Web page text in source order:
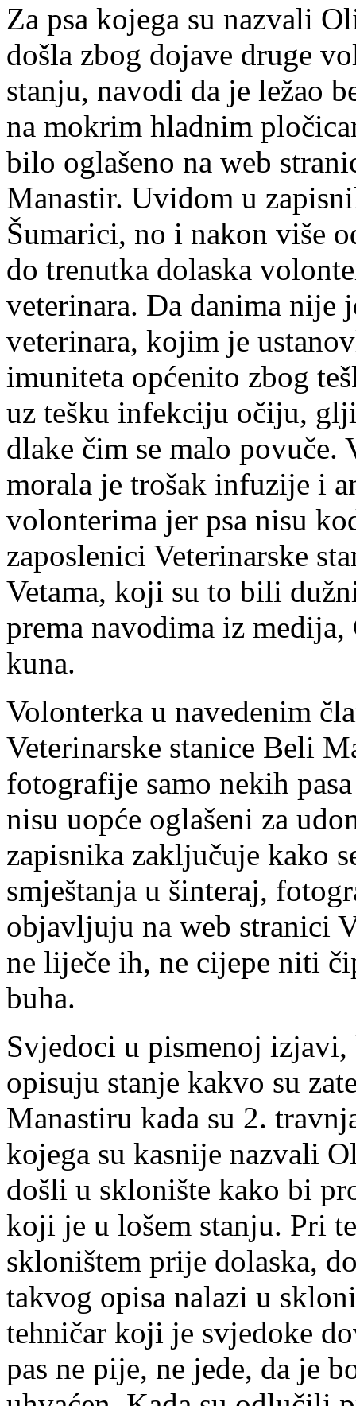
Za psa kojega su nazvali
došla zbog dojave druge
stanju, navodi da je ležao
na mokrim hladnim
bilo oglašeno na web
Manastir. Uvidom u
Šumarici, no i nakon više
do trenutka dolaska
veterinara. Da danima
veterinara, kojim je
imuniteta općenito zbog
uz tešku infekciju očiju,
dlake čim se malo povuče.
morala je trošak infuzije i
volonterima jer psa nisu
zaposlenici Veterinarske
Vetama, koji su to bili
prema navodima iz
kuna.
Volonterka u navedenim
Veterinarske stanice Beli
fotografije samo nekih
nisu uopće oglašeni za
zapisnika zaključuje kako
smještanja u šinteraj,
objavljuju na web stranici
ne liječe ih, ne cijepe niti
buha.
Svjedoci u pismenoj
opisuju stanje kakvo su
Manastiru kada su 2.
kojega su kasnije nazvali
došli u sklonište kako bi
koji je u lošem stanju. Pri
skloništem prije dolaska,
takvog opisa nalazi u
tehničar koji je svjedoke
pas ne pije, ne jede, da je